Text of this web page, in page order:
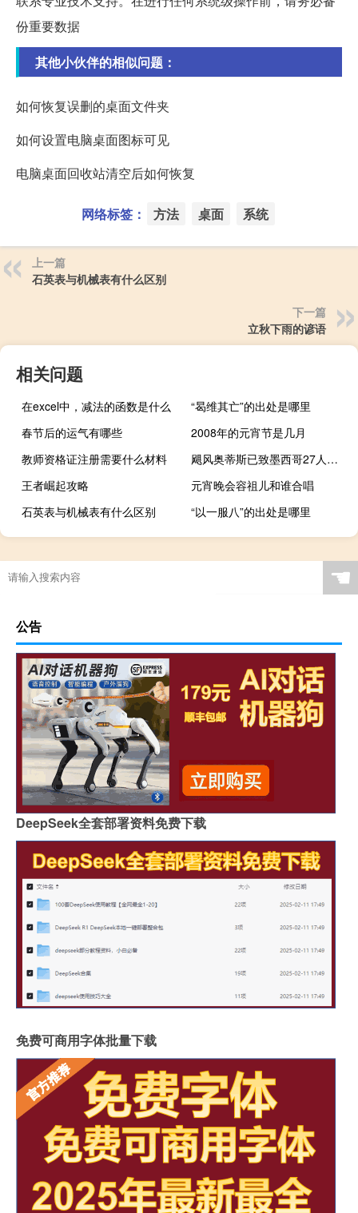
份重要数据
其他小伙伴的相似问题：
如何恢复误删的桌面文件夹
如何设置电脑桌面图标可见
电脑桌面回收站清空后如何恢复
网络标签： 方法 桌面 系统
上一篇
石英表与机械表有什么区别
下一篇
立秋下雨的谚语
相关问题
在excel中，减法的函数是什么
“曷维其亡”的出处是哪里
春节后的运气有哪些
2008年的元宵节是几月
教师资格证注册需要什么材料
飓风奥蒂斯已致墨西哥27人死亡
王者崛起攻略
元宵晚会容祖儿和谁合唱
石英表与机械表有什么区别
“以一服八”的出处是哪里
☚
公告
DeepSeek全套部署资料免费下载
免费可商用字体批量下载